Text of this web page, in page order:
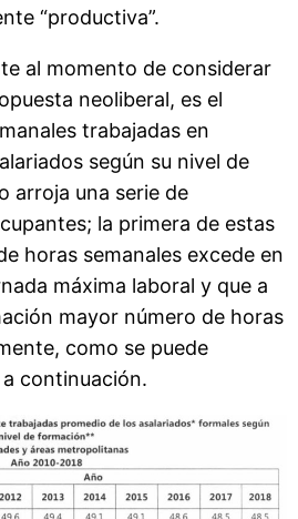
“productiva”.
al momento de considerar
neoliberal, es el
trabajadas en
según su nivel de
arroja una serie de
la primera de estas
horas semanales excede en
máxima laboral y que a
mayor número de horas
como se puede
continuación.